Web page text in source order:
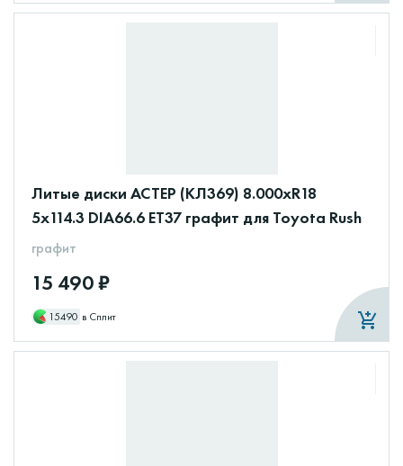
Литые диски АСТЕР (КЛ369) 8.000xR18
5x114.3 DIA66.6 ET37 графит для Toyota Rush
графит
15 490 ₽
15490 в Сплит